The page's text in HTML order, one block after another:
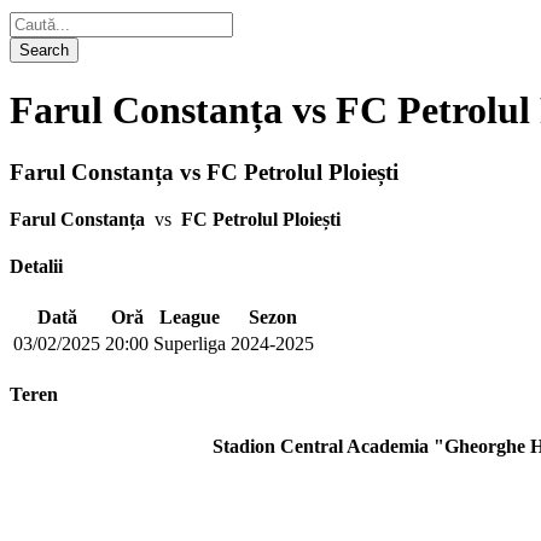
Farul Constanța vs FC Petrolul
Farul Constanța vs FC Petrolul Ploiești
Farul Constanța vs FC Petrolul Ploiești
Detalii
Dată Oră League
Sezon
03/02/2025 20:00 Superliga 2024-2025
Teren
Stadion Central Academia "Gheorghe